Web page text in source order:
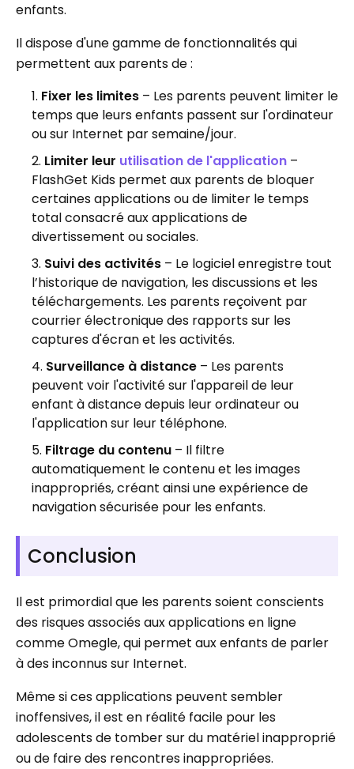
enfants.
Il dispose d'une gamme de fonctionnalités qui
permettent aux parents de :
Fixer les limites – Les parents peuvent limiter le
temps que leurs enfants passent sur l'ordinateur
ou sur Internet par semaine/jour.
Limiter leur utilisation de l'application –
FlashGet Kids permet aux parents de bloquer
certaines applications ou de limiter le temps
total consacré aux applications de
divertissement ou sociales.
Suivi des activités – Le logiciel enregistre tout
l’historique de navigation, les discussions et les
téléchargements. Les parents reçoivent par
courrier électronique des rapports sur les
captures d'écran et les activités.
Surveillance à distance – Les parents
peuvent voir l'activité sur l'appareil de leur
enfant à distance depuis leur ordinateur ou
l'application sur leur téléphone.
Filtrage du contenu – Il filtre
automatiquement le contenu et les images
inappropriés, créant ainsi une expérience de
navigation sécurisée pour les enfants.
Conclusion
Il est primordial que les parents soient conscients
des risques associés aux applications en ligne
comme Omegle, qui permet aux enfants de parler
à des inconnus sur Internet.
Même si ces applications peuvent sembler
inoffensives, il est en réalité facile pour les
adolescents de tomber sur du matériel inapproprié
ou de faire des rencontres inappropriées.